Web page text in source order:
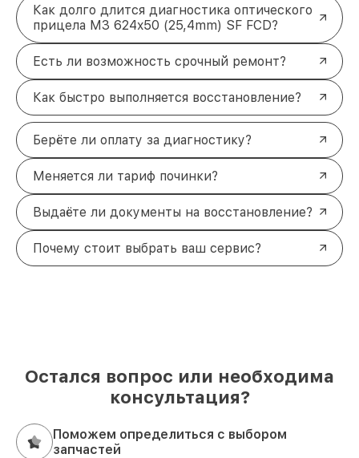
Как долго длится диагностика оптического
прицела M3 624x50 (25,4mm) SF FCD?
Есть ли возможность срочный ремонт?
Как быстро выполняется восстановление?
Берёте ли оплату за диагностику?
Меняется ли тариф починки?
Выдаёте ли документы на восстановление?
Почему стоит выбрать ваш сервис?
Остался вопрос или необходима
консультация?
Поможем определиться с выбором
запчастей